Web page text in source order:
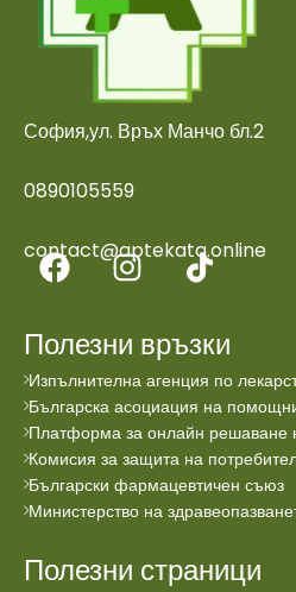
София,ул. Връх Манчо бл.2
0890105559
contact@aptekata.online
Полезни връзки
Изпълнителна агенция по
Българска асоциация на
Платформа за онлайн решаване
Комисия за защита на
Български фармацевтичен съюз
Министерство на
Полезни страници